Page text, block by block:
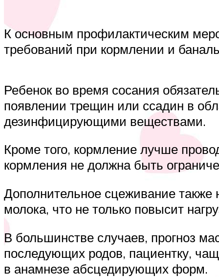
К основным профилактическим
требований при кормлении и
Ребенок во время сосания
появлении трещин или ссадин в
дезинфицирующими веществами.
Кроме того, кормление лучше
кормления не должна быть
Дополнительное сцеживание
молока, что не только повысит
В большинстве случаев, прогноз
последующих родов, пациентку,
в анамнезе абсцедирующих форм.